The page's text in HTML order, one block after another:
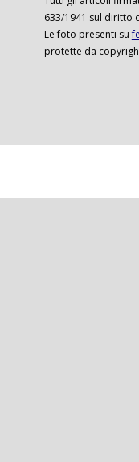
633/1941 sul diritto
Le foto presenti su
protette da